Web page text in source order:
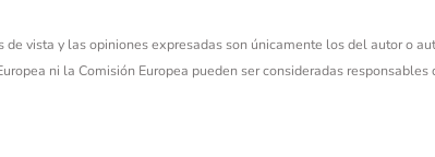
de vista y las opiniones expresadas son únicamente los del autor o
ni la Comisión Europea pueden ser consideradas responsables